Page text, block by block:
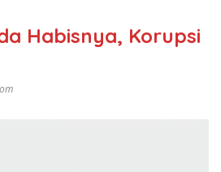
Habisnya, Korupsi